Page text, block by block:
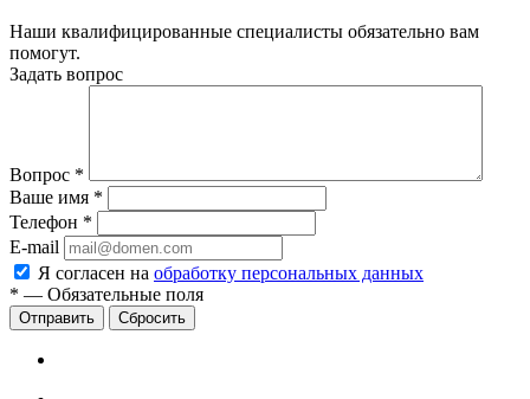
Наши квалифицированные специалисты обязательно вам
помогут.
Задать вопрос
Вопрос *
Ваше имя *
Телефон *
E-mail
Я согласен на обработку персональных данных
* — Обязательные поля
Сбросить